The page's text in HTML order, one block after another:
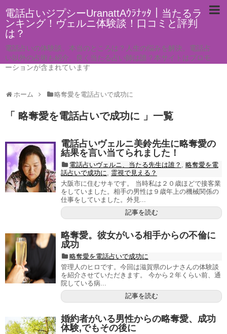
電話占いジプシーUranattAｳﾗﾅｯﾀ｜当たるラ
ンキング！ヴェルニ体験談！口コミと評判
は？
電話占いの体験談。本当のところは？人生の悩みを解決。電話占
い以外の占術も紹介。良く当たる占い師は誰？本サイトはプロモ
ーションが含まれています
ホーム 略奪愛を電話占いで成功に
「 略奪愛を電話占いで成功に 」一覧
電話占いヴェルニ美鈴先生に略奪愛の
結果を言い当てられました！
電話占いヴェルニ、当たる先生は誰？ , 略奪愛を電
話占いで成功に, 霊視で見える？
大阪市に住むサキです。 当時私は２０歳ほどで接客業
をしていました。相手の男性は９歳年上の機械関係の
仕事をしていました。外見...
記事を読む
略奪愛。彼女がいる相手からの不倫に
成功
略奪愛を電話占いで成功に
管理人のヒロです。今回は滋賀県のレナさんの体験談
を紹介させていただきます。 今から２年くらい前、通
院している病...
記事を読む
婚約者がいる男性からの略奪愛、成功
体験,でもその後に